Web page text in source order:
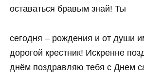
оставаться бравым знай! Ты
сегодня – рождения и от души
дорогой крестник! Искренне
днём поздравляю тебя с Днем